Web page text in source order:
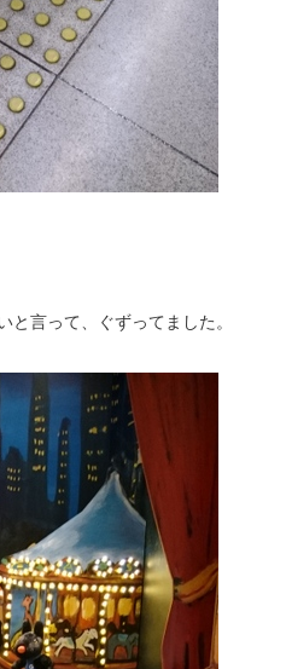
と言って、ぐずってました。